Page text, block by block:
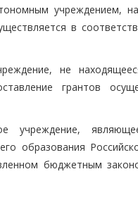
учреждением,
в
не
грантов
учреждение,
образования
бюджетным